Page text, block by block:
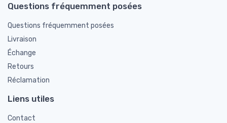
Questions fréquemment posées
Questions fréquemment posées
Livraison
Échange
Retours
Réclamation
Liens utiles
Contact